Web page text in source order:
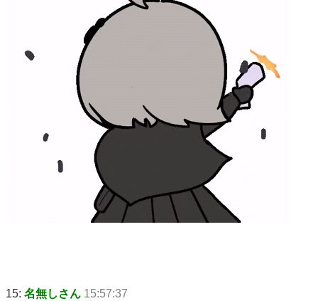
15: 名無しさん 15:57:37